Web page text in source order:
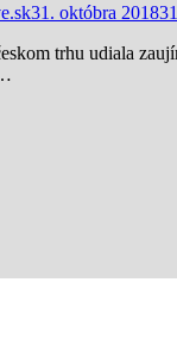
31. októbra 2018
trhu udiala